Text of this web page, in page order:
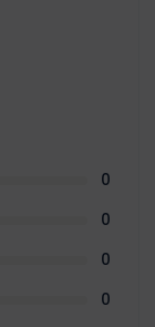
0
0
0
0